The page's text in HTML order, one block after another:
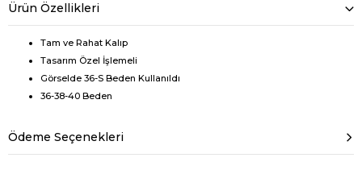
Ürün Özellikleri
Tam ve Rahat Kalıp
Tasarım Özel İşlemeli
Görselde 36-S Beden Kullanıldı
36-38-40 Beden
Ödeme Seçenekleri